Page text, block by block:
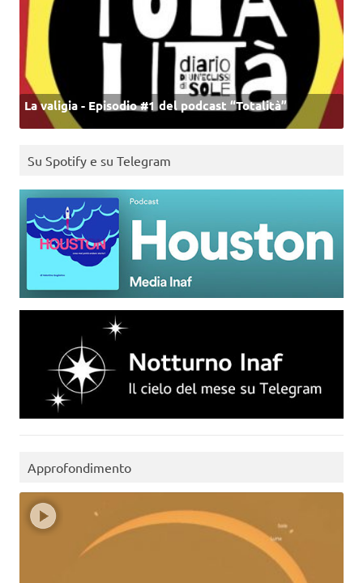
La valigia - Episodio #1 del podcast “Totalità”
Su Spotify e su Telegram
Approfondimento